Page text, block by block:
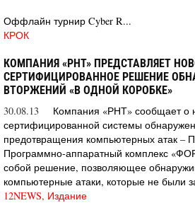
Оффлайн турнир Cyber R...
КРОК
КОМПАНИЯ «РНТ» ПРЕДСТАВЛЯЕТ
СЕРТИФИЦИРОВАННОЕ РЕШЕНИЕ
ВТОРЖЕНИЙ «В ОДНОЙ КОРОБКЕ»
30.08.13
Компания «РНТ» сообщает о
сертифицированной системы
предотвращения компьютерных атак
Программно-аппаратный комплекс
собой решение, позволяющее
компьютерные атаки, которые не были
12NEWS, Издание